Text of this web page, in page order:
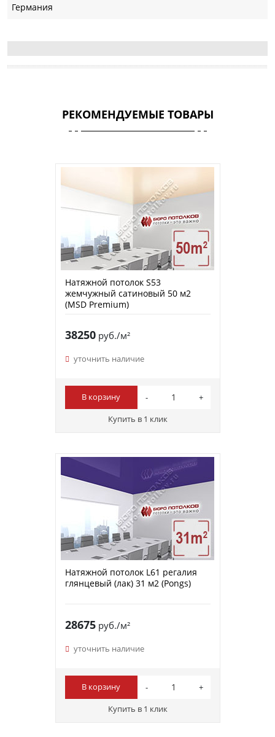
Германия
РЕКОМЕНДУЕМЫЕ ТОВАРЫ
Натяжной потолок S53
жемчужный сатиновый 50 м2
(MSD Premium)
38250руб./м²
уточнить наличие
В корзину
Купить в 1 клик
Натяжной потолок L61 регалия
глянцевый (лак) 31 м2 (Pongs)
28675руб./м²
уточнить наличие
В корзину
Купить в 1 клик